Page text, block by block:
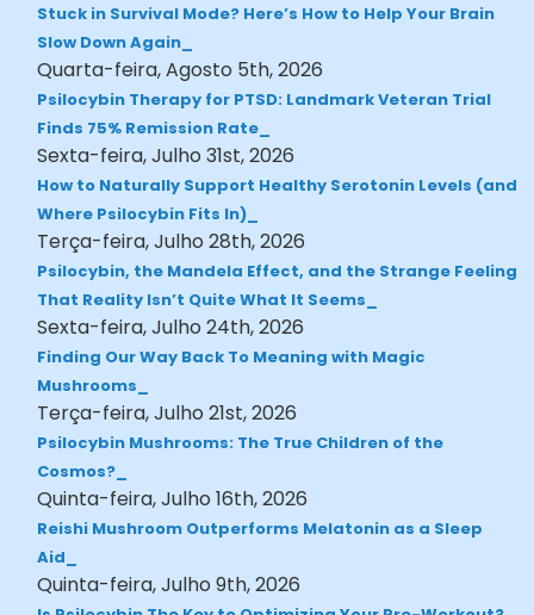
Stuck in Survival Mode? Here’s How to Help Your Brain
Slow Down Again
Quarta-feira, Agosto 5th, 2026
Psilocybin Therapy for PTSD: Landmark Veteran Trial
Finds 75% Remission Rate
Sexta-feira, Julho 31st, 2026
How to Naturally Support Healthy Serotonin Levels (and
Where Psilocybin Fits In)
Terça-feira, Julho 28th, 2026
Psilocybin, the Mandela Effect, and the Strange Feeling
That Reality Isn’t Quite What It Seems
Sexta-feira, Julho 24th, 2026
Finding Our Way Back To Meaning with Magic
Mushrooms
Terça-feira, Julho 21st, 2026
Psilocybin Mushrooms: The True Children of the
Cosmos?
Quinta-feira, Julho 16th, 2026
Reishi Mushroom Outperforms Melatonin as a Sleep
Aid
Quinta-feira, Julho 9th, 2026